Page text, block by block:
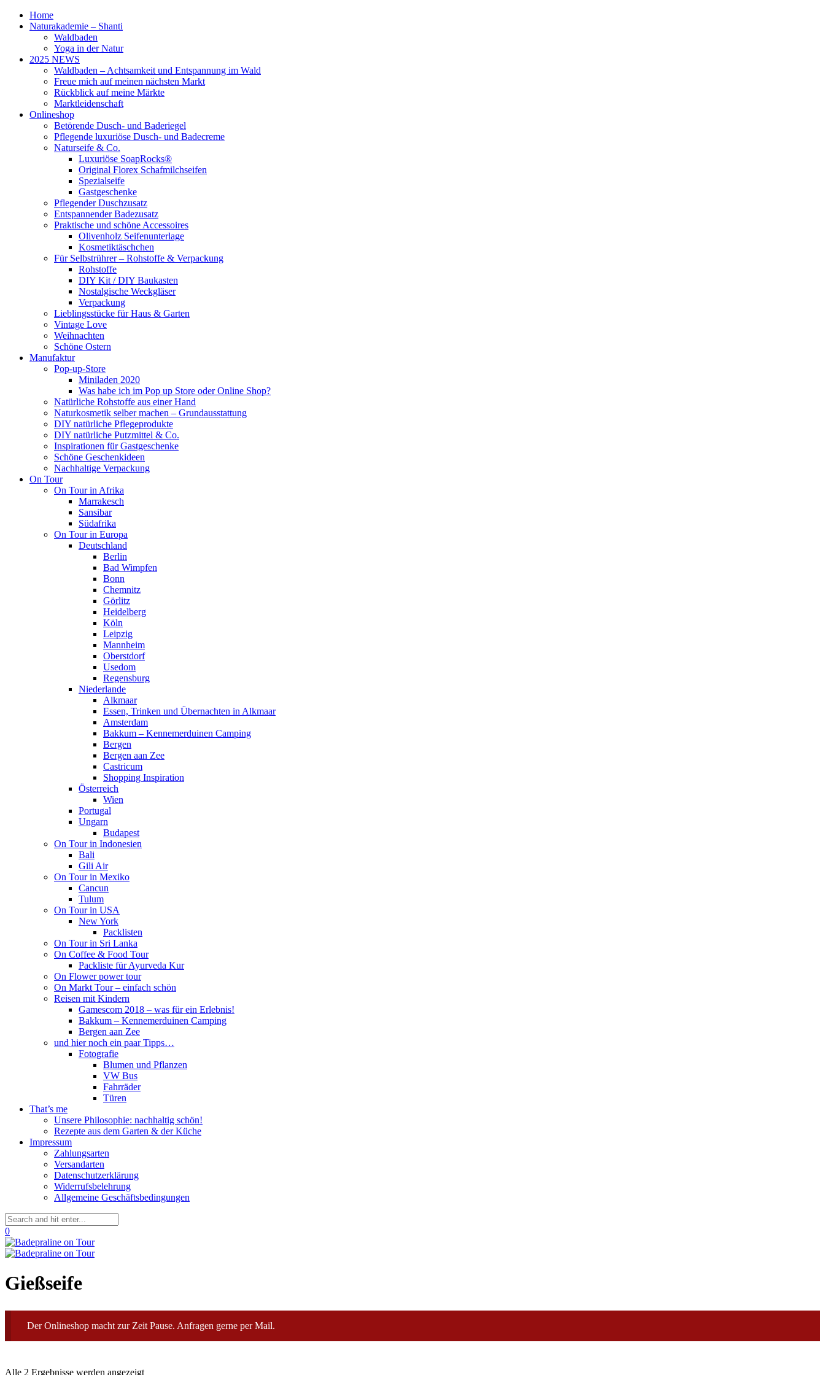
Home
Naturakademie – Shanti
Waldbaden
Yoga in der Natur
2025 NEWS
Waldbaden – Achtsamkeit und Entspannung im Wald
Freue mich auf meinen nächsten Markt
Rückblick auf meine Märkte
Marktleidenschaft
Onlineshop
Betörende Dusch- und Baderiegel
Pflegende luxuriöse Dusch- und Badecreme
Naturseife & Co.
Luxuriöse SoapRocks®
Original Florex Schafmilchseifen
Spezialseife
Gastgeschenke
Pflegender Duschzusatz
Entspannender Badezusatz
Praktische und schöne Accessoires
Olivenholz Seifenunterlage
Kosmetiktäschchen
Für Selbstrührer – Rohstoffe & Verpackung
Rohstoffe
DIY Kit / DIY Baukasten
Nostalgische Weckgläser
Verpackung
Lieblingsstücke für Haus & Garten
Vintage Love
Weihnachten
Schöne Ostern
Manufaktur
Pop-up-Store
Miniladen 2020
Was habe ich im Pop up Store oder Online Shop?
Natürliche Rohstoffe aus einer Hand
Naturkosmetik selber machen – Grundausstattung
DIY natürliche Pflegeprodukte
DIY natürliche Putzmittel & Co.
Inspirationen für Gastgeschenke
Schöne Geschenkideen
Nachhaltige Verpackung
On Tour
On Tour in Afrika
Marrakesch
Sansibar
Südafrika
On Tour in Europa
Deutschland
Berlin
Bad Wimpfen
Bonn
Chemnitz
Görlitz
Heidelberg
Köln
Leipzig
Mannheim
Oberstdorf
Usedom
Regensburg
Niederlande
Alkmaar
Essen, Trinken und Übernachten in Alkmaar
Amsterdam
Bakkum – Kennemerduinen Camping
Bergen
Bergen aan Zee
Castricum
Shopping Inspiration
Österreich
Wien
Portugal
Ungarn
Budapest
On Tour in Indonesien
Bali
Gili Air
On Tour in Mexiko
Cancun
Tulum
On Tour in USA
New York
Packlisten
On Tour in Sri Lanka
On Coffee & Food Tour
Packliste für Ayurveda Kur
On Flower power tour
On Markt Tour – einfach schön
Reisen mit Kindern
Gamescom 2018 – was für ein Erlebnis!
Bakkum – Kennemerduinen Camping
Bergen aan Zee
und hier noch ein paar Tipps…
Fotografie
Blumen und Pflanzen
VW Bus
Fahrräder
Türen
That’s me
Unsere Philosophie: nachhaltig schön!
Rezepte aus dem Garten & der Küche
Impressum
Zahlungsarten
Versandarten
Datenschutzerklärung
Widerrufsbelehrung
Allgemeine Geschäftsbedingungen
0
Gießseife
Der Onlineshop macht zur Zeit Pause. Anfragen gerne per Mail.
Alle 2 Ergebnisse werden angezeigt